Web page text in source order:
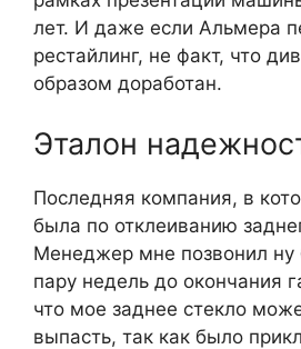
лет. И даже если Альмера
рестайлинг, не факт, что
образом доработан.
Эталон
Последняя компания, в
была по отклеиванию
Менеджер мне позвонил ну
пару недель до окончания
что мое заднее стекло
выпасть, так как было